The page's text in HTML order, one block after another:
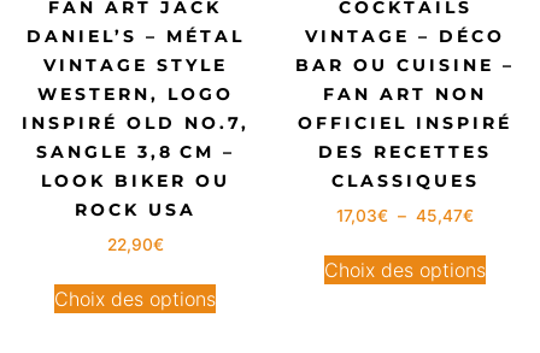
FAN ART JACK
DANIEL’S – MÉTAL
VINTAGE STYLE
WESTERN, LOGO
INSPIRÉ OLD NO.7,
SANGLE 3,8 CM –
LOOK BIKER OU
ROCK USA
22,90€
Choix des options
COCKTAILS
VINTAGE – DÉCO
BAR OU CUISINE –
FAN ART NON
OFFICIEL INSPIRÉ
DES RECETTES
CLASSIQUES
17,03€ – 45,47€
Choix des options